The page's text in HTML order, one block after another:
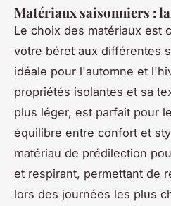
Matériaux saisonniers :
Le choix des matériaux est
votre béret aux différentes
idéale pour l'automne et
propriétés isolantes et sa
plus léger, est parfait pour
équilibre entre confort et
matériau de prédilection
et respirant, permettant de
lors des journées les plus